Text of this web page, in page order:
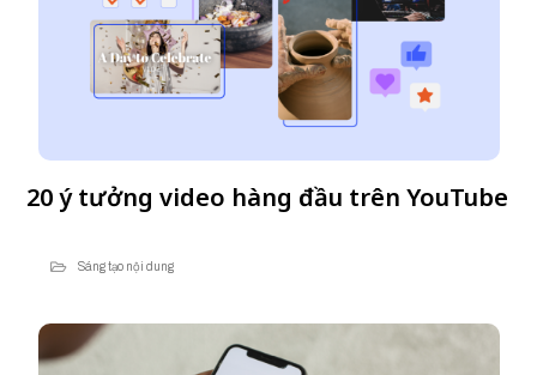
20 ý tưởng video hàng đầu trên YouTube
Sáng tạo nội dung